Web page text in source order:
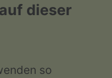
dieser
so